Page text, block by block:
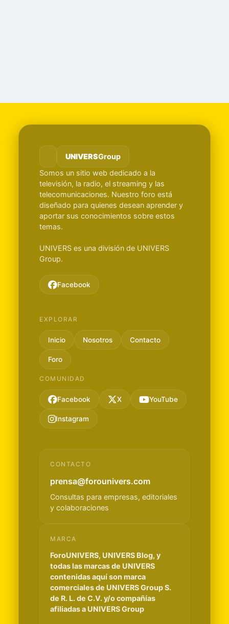
UNIVERSGroup
Somos un sitio web dedicado a la
televisión, la radio, el streaming y las
telecomunicaciones. Nuestro foro está
diseñado para quienes desean aprender y
aportar sus conocimientos sobre estos
temas.
UNIVERS es una división de UNIVERS
Group.
Facebook
EXPLORAR
Inicio Nosotros Contacto
Foro
COMUNIDAD
Facebook X YouTube
Instagram
CONTACTO
prensa@forounivers.com
Consultas para empresas, editoriales
y colaboraciones
MARCA
ForoUNIVERS, UNIVERS Blog, y
todas las marcas de UNIVERS
contenidas aquí son marca
comerciales de UNIVERS Group S.
de R. L. de C.V. y/o compañías
afiliadas a UNIVERS Group